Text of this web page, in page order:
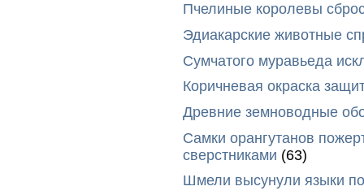
Пчелиные королевы
Эдиакарские животные
Сумчатого муравьеда
Коричневая окраска
Древние земноводные
Самки орангутанов
сверстниками (63)
Шмели высунули языки